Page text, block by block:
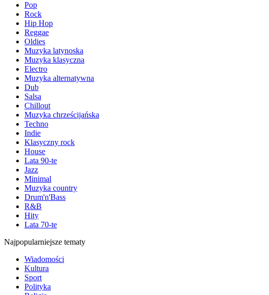
Pop
Rock
Hip Hop
Reggae
Oldies
Muzyka latynoska
Muzyka klasyczna
Electro
Muzyka alternatywna
Dub
Salsa
Chillout
Muzyka chrześcijańska
Techno
Indie
Klasyczny rock
House
Lata 90-te
Jazz
Minimal
Muzyka country
Drum'n'Bass
R&B
Hity
Lata 70-te
Najpopularniejsze tematy
Wiadomości
Kultura
Sport
Polityka